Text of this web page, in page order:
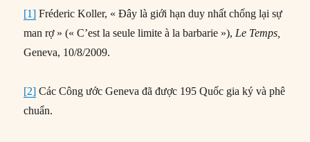
[1] Fréderic Koller, « Đây là giới hạn duy nhất chống lại sự
man rợ » (« C’est la seule limite à la barbarie »), Le Temps,
Geneva, 10/8/2009.
[2] Các Công ước Geneva đã được 195 Quốc gia ký và phê
chuẩn.